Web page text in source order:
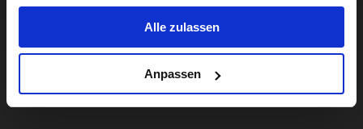
Alle zulassen
Anpassen